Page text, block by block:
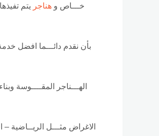
خـــاص وهناجر يتم
بأن نقدم دائـــما افضل
الهـــناجر المقــــوسة
الاغراض مثـــل الريــاضية –